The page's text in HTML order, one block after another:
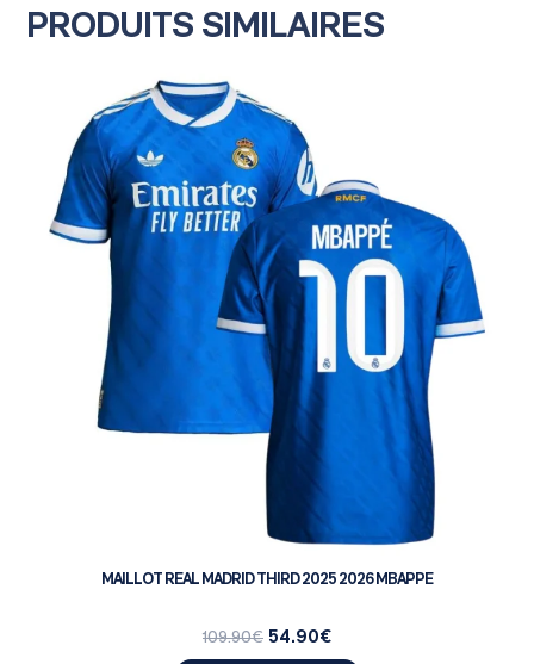
PRODUITS SIMILAIRES
MAILLOT REAL MADRID THIRD 2025 2026 MBAPPE
109.90€ 54.90€